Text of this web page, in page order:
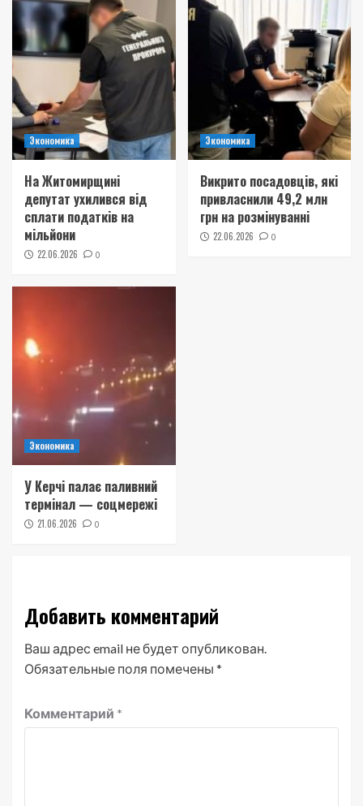
Экономика
На Житомирщині
депутат ухилився від
сплати податків на
мільйони
22.06.2026 0
Экономика
Викрито посадовців, які
привласнили 49,2 млн
грн на розмінуванні
22.06.2026 0
Экономика
У Керчі палає паливний
термінал — соцмережі
21.06.2026 0
Добавить комментарий
Ваш адрес email не будет опубликован.
Обязательные поля помечены *
Комментарий *